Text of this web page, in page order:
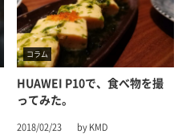
コラム
HUAWEI P10で、食べ物を撮
ってみた。
2018/02/23 by KMD